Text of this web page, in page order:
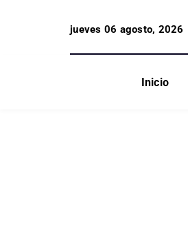
jueves 06 agosto, 2026
Inicio